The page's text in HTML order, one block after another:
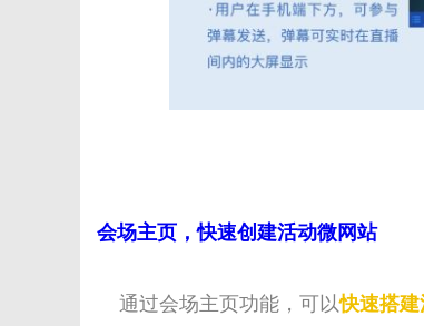
会场主页，快速创建活动微网站
通过会场主页功能，可以快速搭